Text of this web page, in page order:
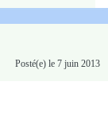
Posté(e) le 7 juin 2013